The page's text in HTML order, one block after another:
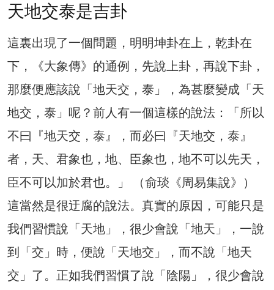
天地交泰是吉卦
這裏出現了一個問題，明明坤卦在上，乾卦在
下，《大象傳》的通例，先說上卦，再說下卦，
那麼便應該說「地天交，泰」，為甚麼變成「天
地交，泰」呢？前人有一個這樣的說法：「所以
不曰『地天交，泰』，而必曰『天地交，泰』
者，天、君象也，地、臣象也，地不可以先天，
臣不可以加於君也。」 （俞琰《周易集說》）
這當然是很迂腐的說法。真實的原因，可能只是
我們習慣說「天地」，很少會說「地天」，一說
到「交」時，便說「天地交」，而不說「地天
交」了。正如我們習慣了說「陰陽」，很少會說